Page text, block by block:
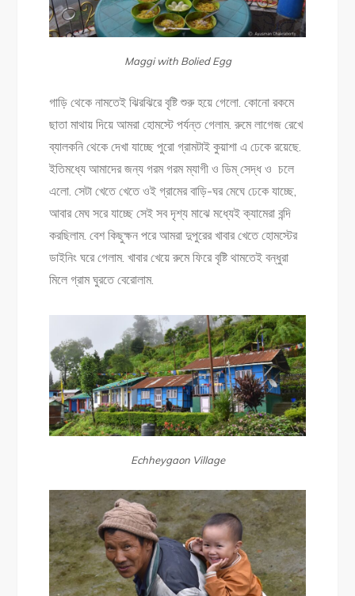
Maggi with Bolied Egg
গাড়ি থেকে নামতেই ঝিরঝিরে বৃষ্টি শুরু হয়ে গেলো. কোনো রকমে
ছাতা মাথায় দিয়ে আমরা হোমস্টে পর্যন্ত গেলাম. রুমে লাগেজ রেখে
ব্যালকনি থেকে দেখা যাচ্ছে পুরো গ্রামটাই কুয়াশা এ ঢেকে রয়েছে.
ইতিমধ্যে আমাদের জন্য গরম গরম ম্যাগী ও ডিম্ সেদ্ধ ও চলে
এলো. সেটা খেতে খেতে ওই গ্রামের বাড়ি-ঘর মেঘে ঢেকে যাচ্ছে,
আবার মেঘ সরে যাচ্ছে সেই সব দৃশ্য মাঝে মধ্যেই ক্যামেরা বন্দি
করছিলাম. বেশ কিছুক্ষন পরে আমরা দুপুরের খাবার খেতে হোমস্টের
ডাইনিং ঘরে গেলাম. খাবার খেয়ে রুমে ফিরে বৃষ্টি থামতেই বন্ধুরা
মিলে গ্রাম ঘুরতে বেরোলাম.
Echheygaon Village